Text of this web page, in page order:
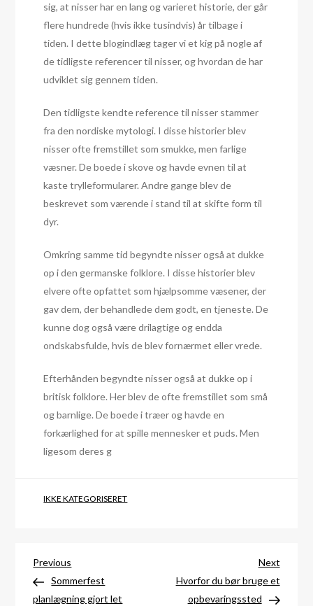
sig, at nisser har en lang og varieret historie, der går
flere hundrede (hvis ikke tusindvis) år tilbage i
tiden. I dette blogindlæg tager vi et kig på nogle af
de tidligste referencer til nisser, og hvordan de har
udviklet sig gennem tiden.
Den tidligste kendte reference til nisser stammer
fra den nordiske mytologi. I disse historier blev
nisser ofte fremstillet som smukke, men farlige
væsner. De boede i skove og havde evnen til at
kaste trylleformularer. Andre gange blev de
beskrevet som værende i stand til at skifte form til
dyr.
Omkring samme tid begyndte nisser også at dukke
op i den germanske folklore. I disse historier blev
elvere ofte opfattet som hjælpsomme væsener, der
gav dem, der behandlede dem godt, en tjeneste. De
kunne dog også være drilagtige og endda
ondskabsfulde, hvis de blev fornærmet eller vrede.
Efterhånden begyndte nisser også at dukke op i
britisk folklore. Her blev de ofte fremstillet som små
og barnlige. De boede i træer og havde en
forkærlighed for at spille mennesker et puds. Men
ligesom deres g
IKKE KATEGORISERET
Indlægsnavigation
Previous
Post
Previous
Sommerfest
planlægning gjort let
Next
Post
Next
Hvorfor du bør bruge et
opbevaringssted